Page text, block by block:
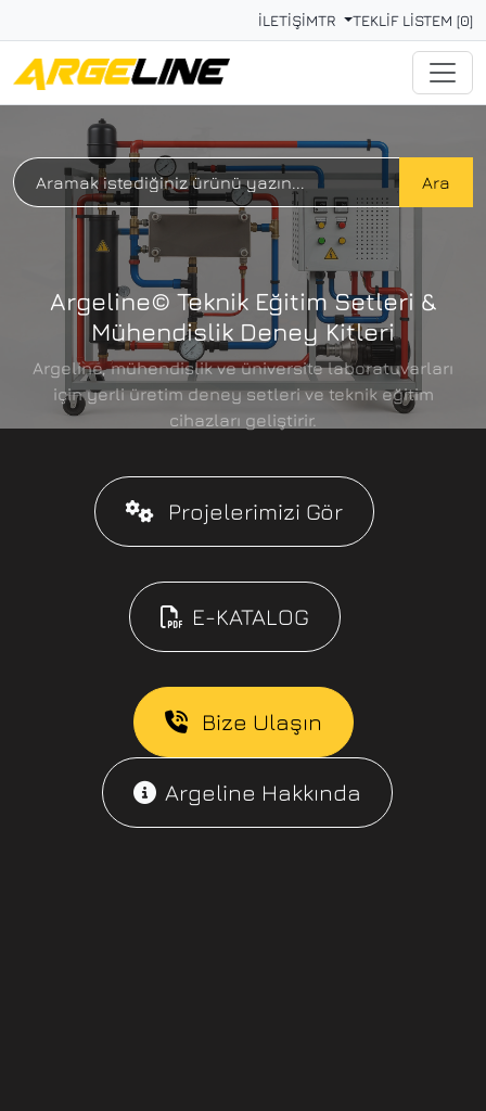
İLETİŞİMTR TEKLİF LİSTEM [0]
Ara
Argeline© Teknik Eğitim Setleri &
Mühendislik Deney Kitleri
Argeline, mühendislik ve üniversite laboratuvarları
için yerli üretim deney setleri ve teknik eğitim
cihazları geliştirir.
Projelerimizi Gör
E-KATALOG
Bize Ulaşın
Argeline Hakkında